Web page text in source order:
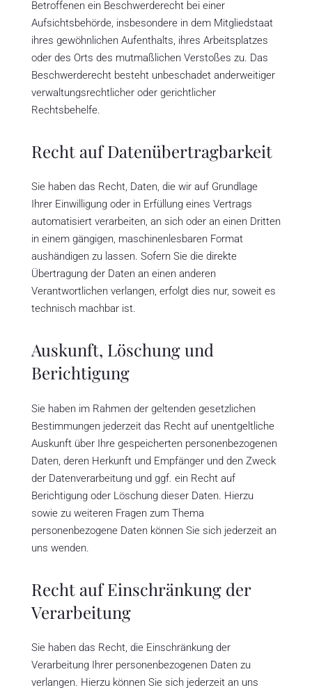
Betroffenen ein Beschwerderecht bei einer
Aufsichtsbehörde, insbesondere in dem Mitgliedstaat
ihres gewöhnlichen Aufenthalts, ihres Arbeitsplatzes
oder des Orts des mutmaßlichen Verstoßes zu. Das
Beschwerderecht besteht unbeschadet anderweitiger
verwaltungsrechtlicher oder gerichtlicher
Rechtsbehelfe.
Recht auf Daten­übertrag­barkeit
Sie haben das Recht, Daten, die wir auf Grundlage
Ihrer Einwilligung oder in Erfüllung eines Vertrags
automatisiert verarbeiten, an sich oder an einen Dritten
in einem gängigen, maschinenlesbaren Format
aushändigen zu lassen. Sofern Sie die direkte
Übertragung der Daten an einen anderen
Verantwortlichen verlangen, erfolgt dies nur, soweit es
technisch machbar ist.
Auskunft, Löschung und
Berichtigung
Sie haben im Rahmen der geltenden gesetzlichen
Bestimmungen jederzeit das Recht auf unentgeltliche
Auskunft über Ihre gespeicherten personenbezogenen
Daten, deren Herkunft und Empfänger und den Zweck
der Datenverarbeitung und ggf. ein Recht auf
Berichtigung oder Löschung dieser Daten. Hierzu
sowie zu weiteren Fragen zum Thema
personenbezogene Daten können Sie sich jederzeit an
uns wenden.
Recht auf Einschränkung der
Verarbeitung
Sie haben das Recht, die Einschränkung der
Verarbeitung Ihrer personenbezogenen Daten zu
verlangen. Hierzu können Sie sich jederzeit an uns